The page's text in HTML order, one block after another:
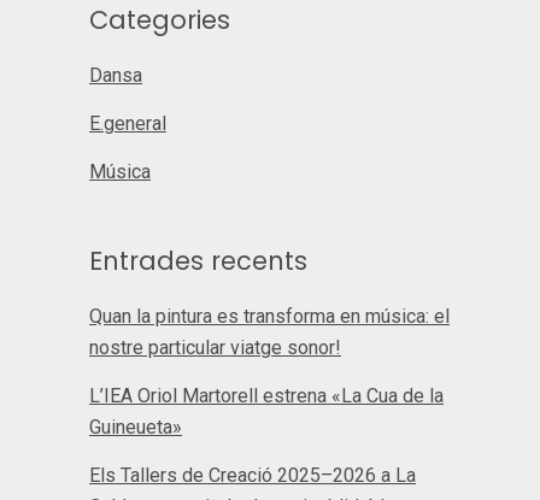
Categories
Dansa
E.general
Música
Entrades recents
Quan la pintura es transforma en música: el
nostre particular viatge sonor!
L’IEA Oriol Martorell estrena «La Cua de la
Guineueta»
Els Tallers de Creació 2025–2026 a La